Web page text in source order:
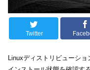
Twitter
Linuxディストリビューシ